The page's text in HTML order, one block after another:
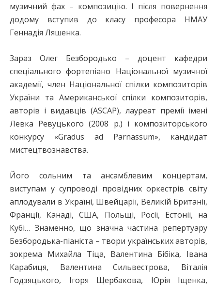
музичний фах – композицію. І після повернення
додому вступив до класу професора НМАУ
Геннадія Ляшенка.
Зараз Олег Безбородько – доцент кафедри
спеціального фортепіано Національної музичної
академії, член Національної спілки композиторів
України та Американської спілки композиторів,
авторів і видавців (ASCAP), лауреат премії імені
Левка Ревуцького (2008 р.) і композиторського
конкурсу «Gradus ad Parnassum», кандидат
мистецтвознавства.
Його сольним та ансамблевим концертам,
виступам у супроводі провідних оркестрів світу
аплодували в Україні, Швейцарії, Великій Британії,
Франції, Канаді, США, Польщі, Росії, Естонії, на
Кубі… Знаменно, що значна частина репертуару
Безбородька-піаніста – твори українських авторів,
зокрема Михайла Тіца, Валентина Бібіка, Івана
Карабиця, Валентина Сильвестрова, Віталія
Годзяцького, Ігоря Щербакова, Юрія Іщенка,